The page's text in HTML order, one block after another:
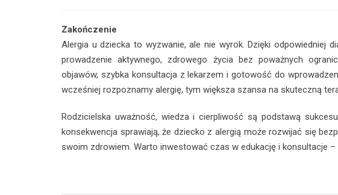
Zakończenie
Alergia u dziecka to wyzwanie, ale nie wyrok. Dzięki odpowiedniej
prowadzenie aktywnego, zdrowego życia bez poważnych
objawów, szybka konsultacja z lekarzem i gotowość do
wcześniej rozpoznamy alergię, tym większa szansa na skuteczną
Rodzicielska uważność, wiedza i cierpliwość są podstawą
konsekwencja sprawiają, że dziecko z alergią może rozwijać się
swoim zdrowiem. Warto inwestować czas w edukację i konsultacje